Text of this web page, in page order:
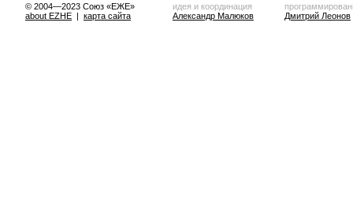
© 2004—2023 Союз «ЕЖЕ»
about EZHE | карта сайта
идея и координация
Александр Малюков
Дмитрий Леонов